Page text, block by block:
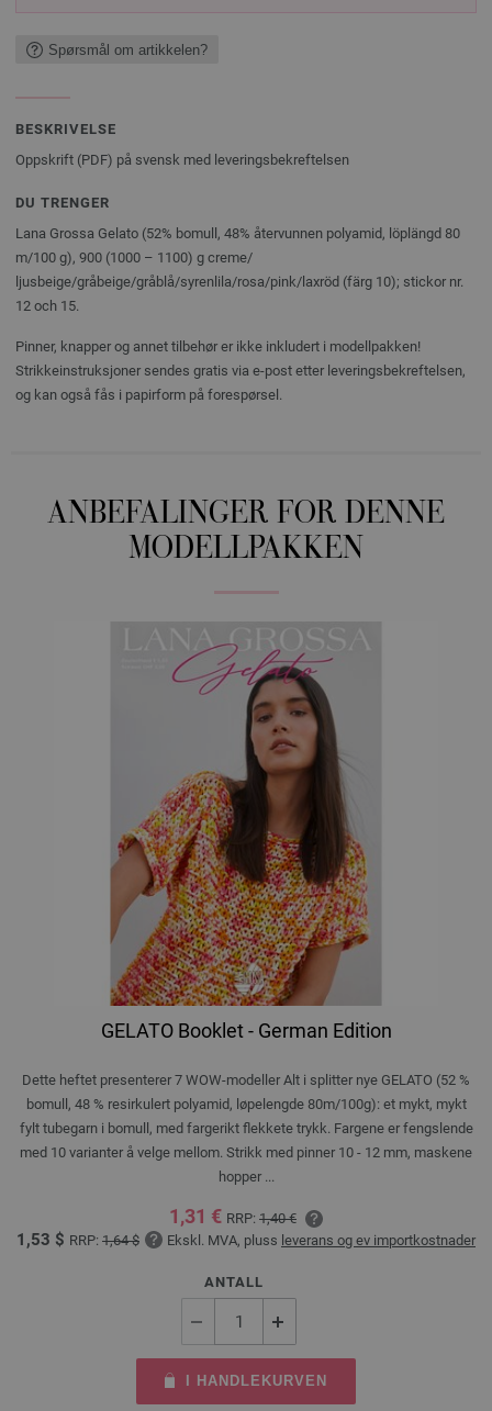
Spørsmål om artikkelen?
BESKRIVELSE
Oppskrift (PDF) på svensk med leveringsbekreftelsen
DU TRENGER
Lana Grossa Gelato (52% bomull, 48% återvunnen polyamid, löplängd 80
m/100 g), 900 (1000 – 1100) g creme/
ljusbeige/gråbeige/gråblå/syrenlila/rosa/pink/laxröd (färg 10); stickor nr.
12 och 15.
Pinner, knapper og annet tilbehør er ikke inkludert i modellpakken!
Strikkeinstruksjoner sendes gratis via e-post etter leveringsbekreftelsen,
og kan også fås i papirform på forespørsel.
ANBEFALINGER FOR DENNE
MODELLPAKKEN
GELATO Booklet - German Edition
Dette heftet presenterer 7 WOW-modeller Alt i splitter nye GELATO (52 %
bomull, 48 % resirkulert polyamid, løpelengde 80m/100g): et mykt, mykt
fylt tubegarn i bomull, med fargerikt flekkete trykk. Fargene er fengslende
med 10 varianter å velge mellom. Strikk med pinner 10 - 12 mm, maskene
hopper ...
1,31 € RRP: 1,40 €
1,53 $ RRP: 1,64 $ Ekskl. MVA, pluss leverans og ev importkostnader
ANTALL
I HANDLEKURVEN